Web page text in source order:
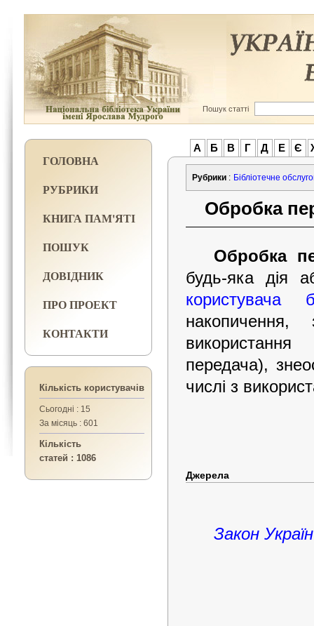
Пошук статті
ГОЛОВНА
РУБРИКИ
КНИГА ПАМ'ЯТІ
ПОШУК
ДОВІДНИК
ПРО ПРОЕКТ
КОНТАКТИ
Кількість користувачів
Сьогодні : 15
За місяць : 601
Кількість
статей : 1086
А Б В Г Д Е Є
Рубрики : Бібліотечне
Обробка
Обробка
будь-яка дія
користувача
накопичення,
передача),
числі з
Джерела
Закон